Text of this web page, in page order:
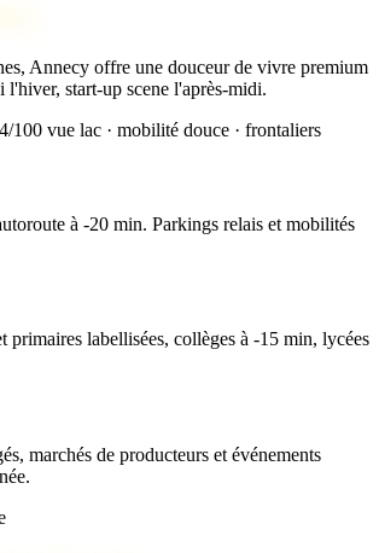
Annecy offre une douceur de vivre premium
l'hiver, start-up scene l'après-midi.
100 vue lac · mobilité douce · frontaliers
à -20 min. Parkings relais et mobilités
primaires labellisées, collèges à -15 min, lycées
marchés de producteurs et événements